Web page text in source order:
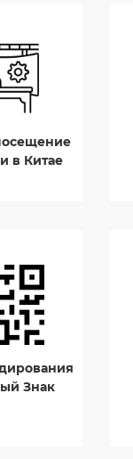
в Китае
Знак